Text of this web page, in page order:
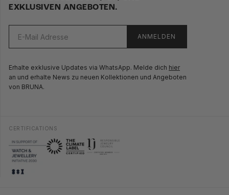
EXKLUSIVEN ANGEBOTEN.
ANMELDEN
Erhalte exklusive Updates via WhatsApp. Melde dich hier
an und erhalte News zu neuen Kollektionen und Angeboten
von BRUNA.
CERTIFICATIONS